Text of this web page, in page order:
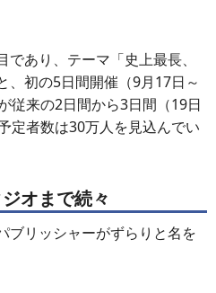
あり、テーマ「史上最長、
、初の5日間開催（9月17日～
従来の2日間から3日間（19日
定者数は30万人を見込んでい
オまで続々
ブリッシャーがずらりと名を